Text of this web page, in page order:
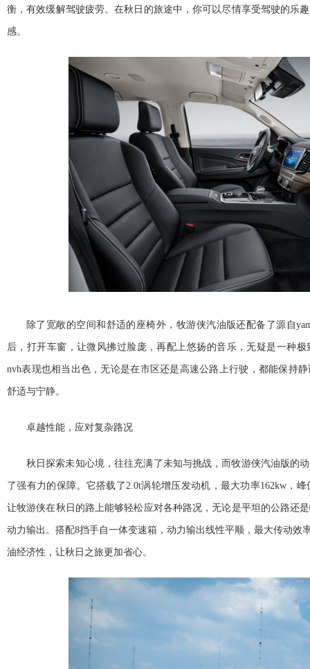
衡，有效缓解驾驶疲劳。在秋日的旅途中，你可以尽情享受驾驶的乐
感。
除了宽敞的空间和舒适的座椅外，牧游侠汽油版还配备了源自
后，打开车窗，让微风拂过脸庞，再配上悠扬的音乐，无疑是一种
nvh表现也相当出色，无论是在市区还是高速公路上行驶，都能保持
舒适与宁静。
卓越性能，应对复杂路况
秋日探索未知心境，往往充满了未知与挑战，而牧游侠汽油版的
了强有力的保障。它搭载了2.0t涡轮增压发动机，最大功率162kw，峰
让牧游侠在秋日的路上能够轻松应对各种路况，无论是平坦的公路还
动力输出。搭配8挡手自一体变速箱，动力输出线性平顺，最大传动效
油经济性，让秋日之旅更加省心。